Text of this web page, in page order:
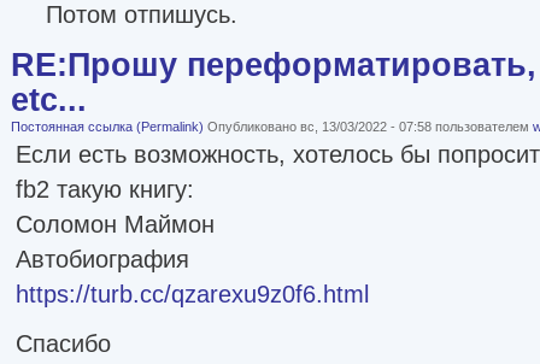
Потом отпишусь.
RE:Прошу переформатировать,
etc...
Постоянная ссылка (Permalink) Опубликовано вс, 13/03/2022 - 07:58 пользователем
Если есть возможность, хотелось бы
fb2 такую книгу:
Соломон Маймон
Автобиография
https://turb.cc/qzarexu9z0f6.html
Спасибо